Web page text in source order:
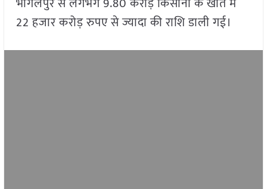
22 हजार करोड़ रुपए से ज्यादा की राशि डाली गई।